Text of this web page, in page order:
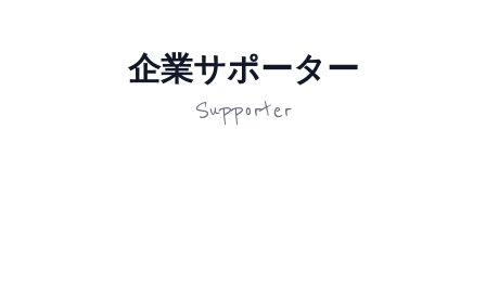
企業サポーター
Supporter